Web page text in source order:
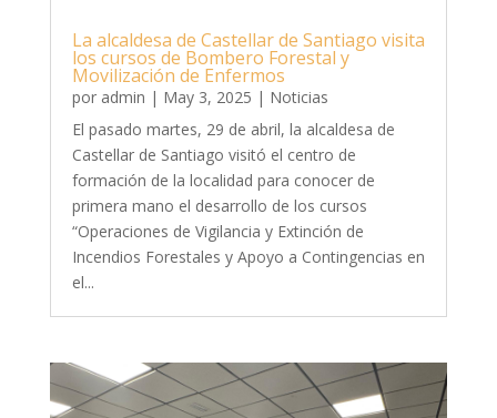
La alcaldesa de Castellar de Santiago visita
los cursos de Bombero Forestal y
Movilización de Enfermos
por admin | May 3, 2025 | Noticias
El pasado martes, 29 de abril, la alcaldesa de
Castellar de Santiago visitó el centro de
formación de la localidad para conocer de
primera mano el desarrollo de los cursos
“Operaciones de Vigilancia y Extinción de
Incendios Forestales y Apoyo a Contingencias en
el...